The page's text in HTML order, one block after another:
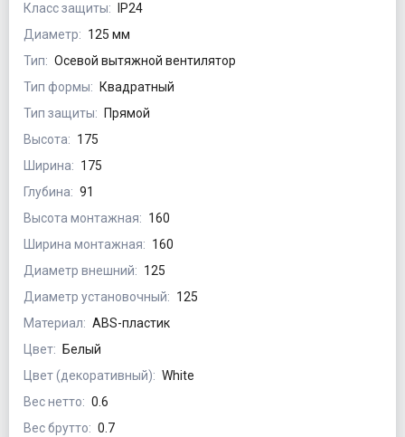
Класс защиты:
IP24
Диаметр: 125 мм
Тип: Осевой вытяжной вентилятор
Тип формы:
Квадратный
Тип защиты:
Прямой
Высота: 175
Ширина: 175
Глубина: 91
Высота монтажная: 160
Ширина монтажная: 160
Диаметр внешний: 125
Диаметр установочный: 125
Материал: ABS-пластик
Цвет:
Белый
Цвет (декоративный): White
Вес нетто: 0.6
Вес брутто: 0.7